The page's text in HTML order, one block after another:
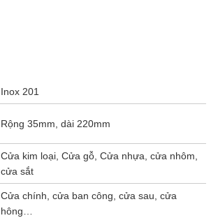
Inox 201
Rộng 35mm, dài 220mm
Cửa kim loại, Cửa gỗ, Cửa nhựa, cửa nhôm,
cửa sắt
Cửa chính, cửa ban công, cửa sau, cửa
hông…